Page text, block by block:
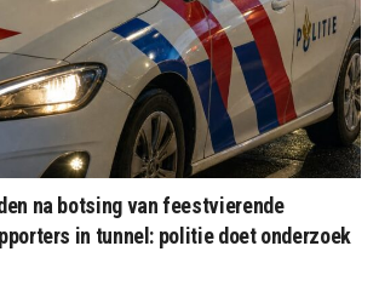
na botsing van feestvierende
in tunnel: politie doet onderzoek